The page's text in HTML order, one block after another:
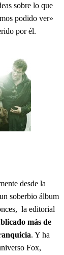
sobre lo que
podido ver»
por él.
desde la
soberbio álbum
la editorial
más de
. Y ha
Fox,